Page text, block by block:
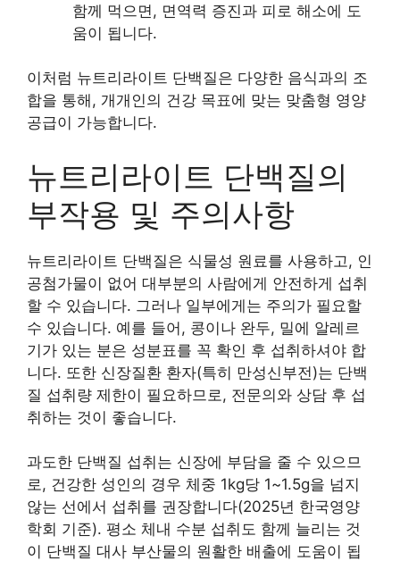
함께 먹으면, 면역력 증진과 피로 해소에 도
움이 됩니다.
이처럼 뉴트리라이트 단백질은 다양한 음식과의 조
합을 통해, 개개인의 건강 목표에 맞는 맞춤형 영양
공급이 가능합니다.
뉴트리라이트 단백질의
부작용 및 주의사항
뉴트리라이트 단백질은 식물성 원료를 사용하고, 인
공첨가물이 없어 대부분의 사람에게 안전하게 섭취
할 수 있습니다. 그러나 일부에게는 주의가 필요할
수 있습니다. 예를 들어, 콩이나 완두, 밀에 알레르
기가 있는 분은 성분표를 꼭 확인 후 섭취하셔야 합
니다. 또한 신장질환 환자(특히 만성신부전)는 단백
질 섭취량 제한이 필요하므로, 전문의와 상담 후 섭
취하는 것이 좋습니다.
과도한 단백질 섭취는 신장에 부담을 줄 수 있으므
로, 건강한 성인의 경우 체중 1kg당 1~1.5g을 넘지
않는 선에서 섭취를 권장합니다(2025년 한국영양
학회 기준). 평소 체내 수분 섭취도 함께 늘리는 것
이 단백질 대사 부산물의 원활한 배출에 도움이 됩